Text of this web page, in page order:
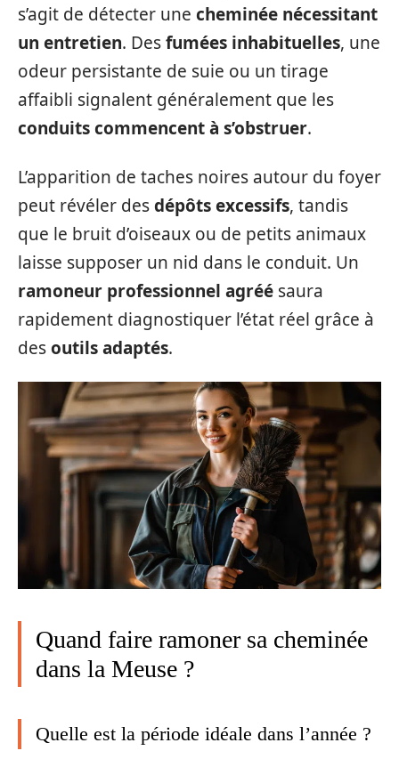
s’agit de détecter une cheminée nécessitant
un entretien. Desfumées inhabituelles, une
odeur persistante de suie ou un tirage
affaibli signalent généralement que les
conduits commencent à s’obstruer.
L’apparition de taches noires autour du foyer
peut révéler desdépôts excessifs, tandis
que le bruit d’oiseaux ou de petits animaux
laisse supposer un nid dans le conduit. Un
ramoneur professionnel agréé saura
rapidement diagnostiquer l’état réel grâce à
desoutils adaptés.
Quand faire ramoner sa cheminée
dans la Meuse ?
Quelle est la période idéale dans l’année ?